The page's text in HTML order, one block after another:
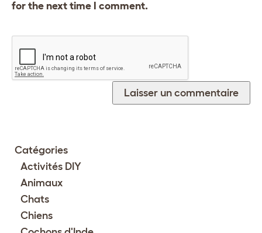
for the next time I comment.
Catégories
Activités DIY
Animaux
Chats
Chiens